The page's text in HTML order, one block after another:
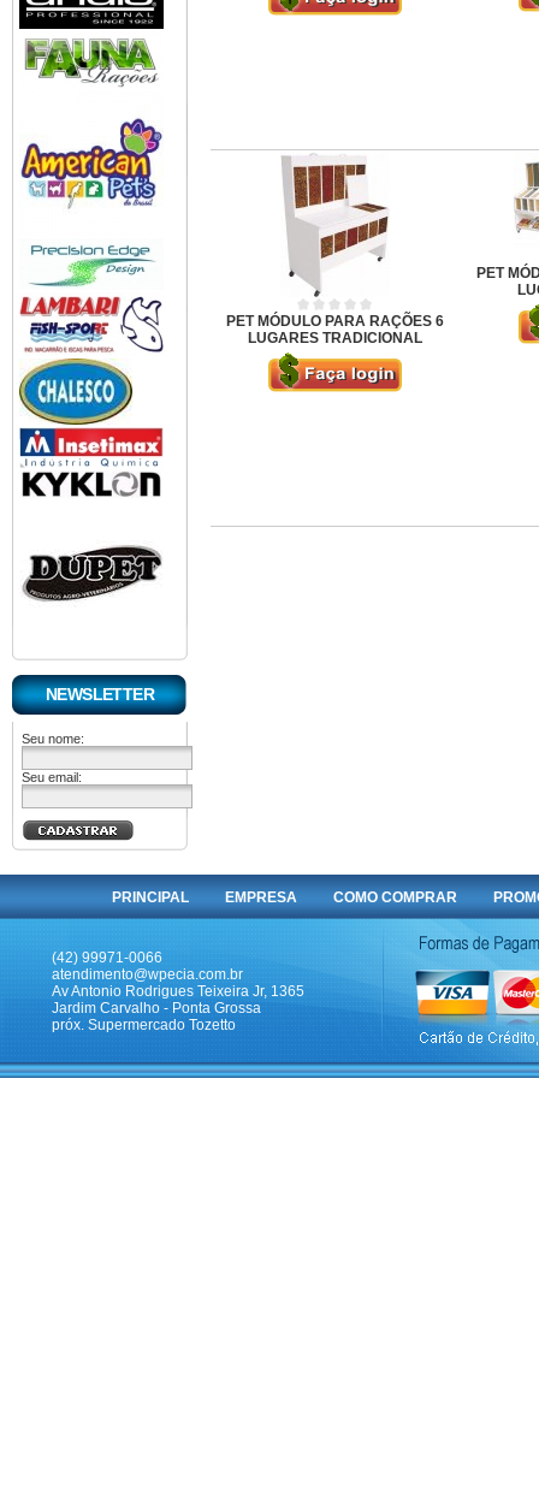
NEWSLETTER
Seu nome:
Seu email:
PET MÓDULO PARA RAÇÕES 6
LUGARES TRADICIONAL
PET
PRINCIPAL EMPRESA COMO COMPRAR
(42) 99971-0066
atendimento@wpecia.com.br
Av Antonio Rodrigues Teixeira Jr, 1365
Jardim Carvalho - Ponta Grossa
próx. Supermercado Tozetto